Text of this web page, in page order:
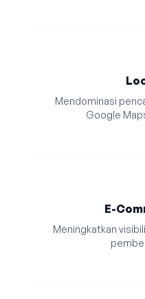
Mendominasi
Google
E-
Meningkatkan